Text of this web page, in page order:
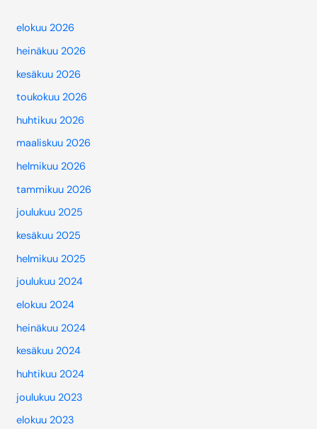
elokuu 2026
heinäkuu 2026
kesäkuu 2026
toukokuu 2026
huhtikuu 2026
maaliskuu 2026
helmikuu 2026
tammikuu 2026
joulukuu 2025
kesäkuu 2025
helmikuu 2025
joulukuu 2024
elokuu 2024
heinäkuu 2024
kesäkuu 2024
huhtikuu 2024
joulukuu 2023
elokuu 2023